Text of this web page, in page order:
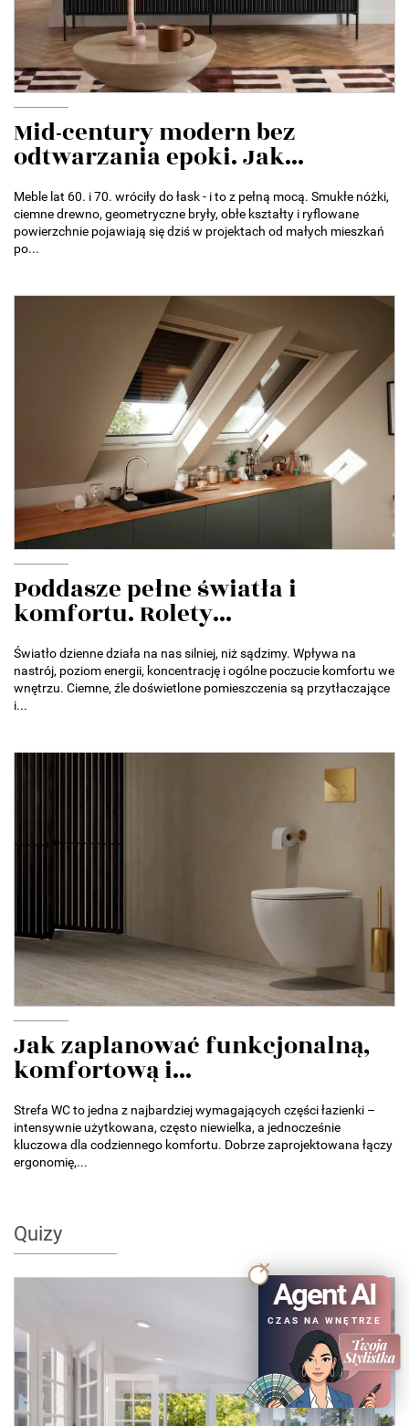
Mid-century modern bez
odtwarzania epoki. Jak...
Meble lat 60. i 70. wróciły do łask - i to z pełną mocą. Smukłe nóżki,
ciemne drewno, geometryczne bryły, obłe kształty i ryflowane
powierzchnie pojawiają się dziś w projektach od małych mieszkań
po...
Poddasze pełne światła i
komfortu. Rolety...
Światło dzienne działa na nas silniej, niż sądzimy. Wpływa na
nastrój, poziom energii, koncentrację i ogólne poczucie komfortu we
wnętrzu. Ciemne, źle doświetlone pomieszczenia są przytłaczające
i...
Jak zaplanować funkcjonalną,
komfortową i...
Strefa WC to jedna z najbardziej wymagających części łazienki –
intensywnie użytkowana, często niewielka, a jednocześnie
kluczowa dla codziennego komfortu. Dobrze zaprojektowana łączy
ergonomię,...
Quizy
QUIZ
Agent AI
CZAS NA WNĘTRZE